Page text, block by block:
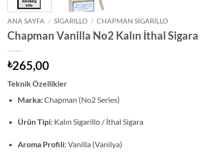
ANA SAYFA / SIGARILLO / CHAPMAN SIGARILLO
Chapman Vanilla No2 Kalın İthal Sigara
₺265,00
Teknik Özellikler
Marka:Chapman (No2 Series)
Ürün Tipi:Kalın Sigarillo / İthal Sigara
Aroma Profili:Vanilla (Vanilya)